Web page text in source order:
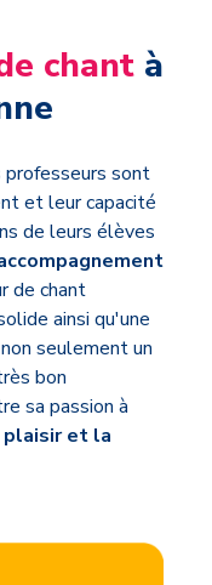
chant à
professeurs sont
et leur capacité
de leurs élèves
de chant
ainsi qu'une
seulement un
bon
sa passion à
et la